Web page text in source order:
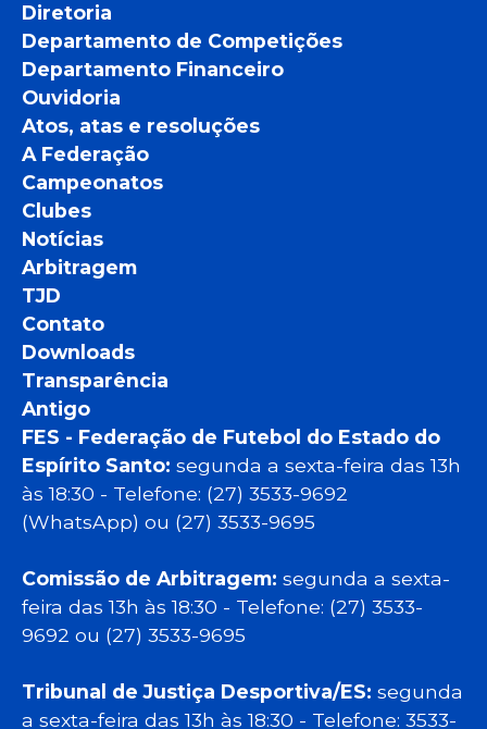
Diretoria
Departamento de Competições
Departamento Financeiro
Ouvidoria
Atos, atas e resoluções
A Federação
Campeonatos
Clubes
Notícias
Arbitragem
TJD
Contato
Downloads
Transparência
Antigo
FES - Federação de Futebol do Estado do
Espírito Santo: segunda a sexta-feira das 13h
às 18:30 - Telefone: (27) 3533-9692
(WhatsApp) ou (27) 3533-9695
Comissão de Arbitragem: segunda a sexta-
feira das 13h às 18:30 - Telefone: (27) 3533-
9692 ou (27) 3533-9695
Tribunal de Justiça Desportiva/ES: segunda
a sexta-feira das 13h às 18:30 - Telefone: 3533-